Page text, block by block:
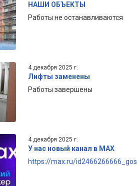
НАШИ ОБЪЕКТЫ
Работы не останавливаются
4 декабря 2025 г.
Лифты заменены
Работы завершены
4 декабря 2025 г.
У нас новый канал в МАХ
https://max.ru/id2466266666_gos